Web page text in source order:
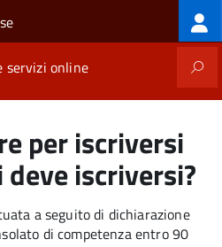
servizi online
per iscriversi
deve iscriversi?
a seguito di dichiarazione
di competenzaentro90